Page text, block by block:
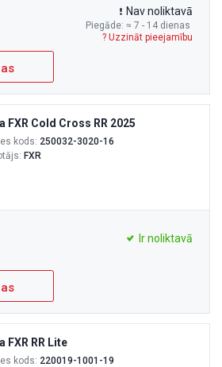
Piegāde: ≈ 7 - 14 dienas
Nav noliktavā
? Uzzināt pieejamību
FXR Cold Cross RR 2025
kods: 250032-3020-16
FXR
Ir noliktavā
FXR RR Lite
kods: 220019-1001-19